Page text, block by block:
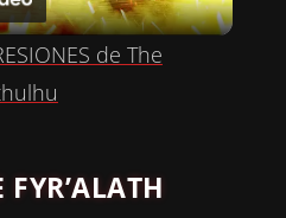
L
A
de The